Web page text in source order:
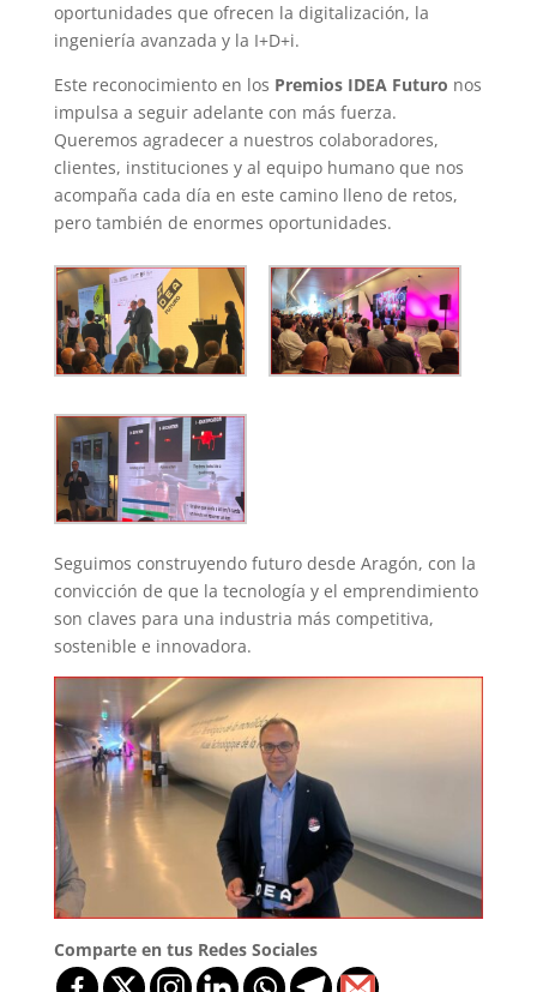
oportunidades que ofrecen la digitalización, la
ingeniería avanzada y la I+D+i.
Este reconocimiento en los Premios IDEA Futuro nos
impulsa a seguir adelante con más fuerza.
Queremos agradecer a nuestros colaboradores,
clientes, instituciones y al equipo humano que nos
acompaña cada día en este camino lleno de retos,
pero también de enormes oportunidades.
Seguimos construyendo futuro desde Aragón, con la
convicción de que la tecnología y el emprendimiento
son claves para una industria más competitiva,
sostenible e innovadora.
Comparte en tus Redes Sociales